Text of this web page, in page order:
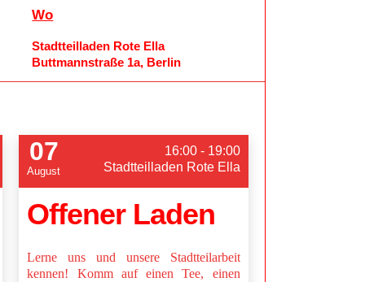
Wo
Stadtteilladen Rote Ella
Buttmannstraße 1a, Berlin
07
August
16:00 - 19:00
Stadtteilladen Rote Ella
Offener Laden
Lerne uns und unsere Stadtteilarbeit
kennen! Komm auf einen Tee, einen